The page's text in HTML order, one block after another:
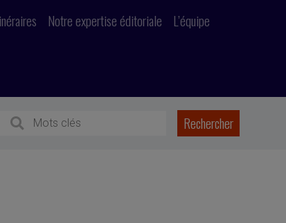
Notre expertise éditoriale L’équipe